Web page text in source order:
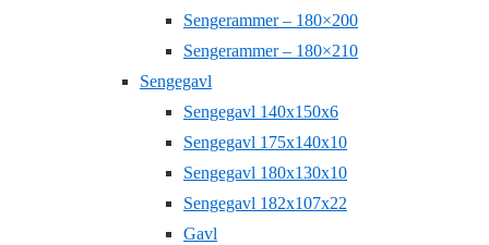
Sengerammer – 180×200
Sengerammer – 180×210
Sengegavl
Sengegavl 140x150x6
Sengegavl 175x140x10
Sengegavl 180x130x10
Sengegavl 182x107x22
Gavl